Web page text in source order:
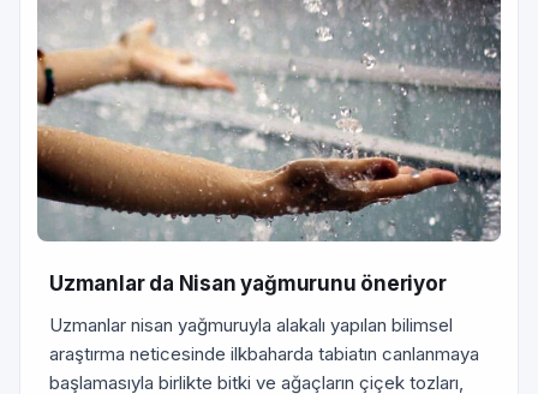
Uzmanlar da Nisan yağmurunu öneriyor
Uzmanlar nisan yağmuruyla alakalı yapılan bilimsel
araştırma neticesinde ilkbaharda tabiatın canlanmaya
başlamasıyla birlikte bitki ve ağaçların çiçek tozları,